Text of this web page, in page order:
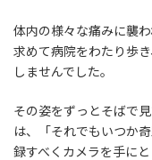
体内の様々な痛みに襲
求めて病院をわたり歩
しませんでした。
その姿をずっとそばで
は、「それでもいつか
録すべくカメラを手にと